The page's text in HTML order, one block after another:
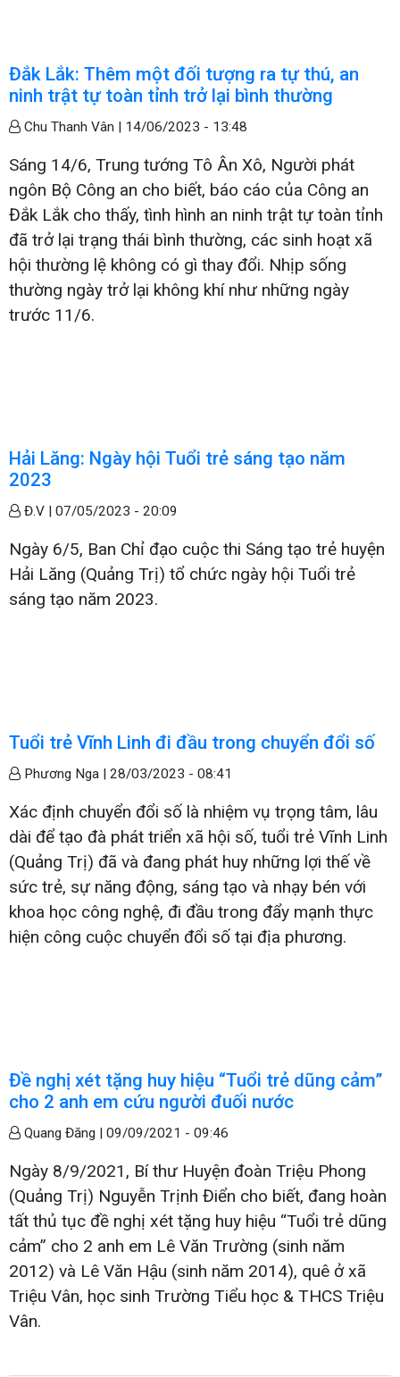
Đắk Lắk: Thêm một đối tượng ra tự thú, an
ninh trật tự toàn tỉnh trở lại bình thường
Chu Thanh Vân | 14/06/2023 - 13:48
Sáng 14/6, Trung tướng Tô Ân Xô, Người phát
ngôn Bộ Công an cho biết, báo cáo của Công an
Đắk Lắk cho thấy, tình hình an ninh trật tự toàn tỉnh
đã trở lại trạng thái bình thường, các sinh hoạt xã
hội thường lệ không có gì thay đổi. Nhịp sống
thường ngày trở lại không khí như những ngày
trước 11/6.
Hải Lăng: Ngày hội Tuổi trẻ sáng tạo năm
2023
Đ.V | 07/05/2023 - 20:09
Ngày 6/5, Ban Chỉ đạo cuộc thi Sáng tạo trẻ huyện
Hải Lăng (Quảng Trị) tổ chức ngày hội Tuổi trẻ
sáng tạo năm 2023.
Tuổi trẻ Vĩnh Linh đi đầu trong chuyển đổi số
Phương Nga | 28/03/2023 - 08:41
Xác định chuyển đổi số là nhiệm vụ trọng tâm, lâu
dài để tạo đà phát triển xã hội số, tuổi trẻ Vĩnh Linh
(Quảng Trị) đã và đang phát huy những lợi thế về
sức trẻ, sự năng động, sáng tạo và nhạy bén với
khoa học công nghệ, đi đầu trong đẩy mạnh thực
hiện công cuộc chuyển đổi số tại địa phương.
Đề nghị xét tặng huy hiệu “Tuổi trẻ dũng cảm”
cho 2 anh em cứu người đuối nước
Quang Đăng | 09/09/2021 - 09:46
Ngày 8/9/2021, Bí thư Huyện đoàn Triệu Phong
(Quảng Trị) Nguyễn Trịnh Điển cho biết, đang hoàn
tất thủ tục đề nghị xét tặng huy hiệu “Tuổi trẻ dũng
cảm” cho 2 anh em Lê Văn Trường (sinh năm
2012) và Lê Văn Hậu (sinh năm 2014), quê ở xã
Triệu Vân, học sinh Trường Tiểu học & THCS Triệu
Vân.